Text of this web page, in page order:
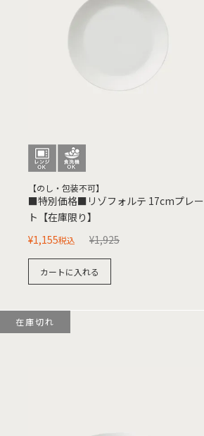
【のし・包装不可】
■特別価格■リゾフォルテ 17cmプレー
ト【在庫限り】
¥1,925
¥1,155税込
カートに入れる
在庫切れ